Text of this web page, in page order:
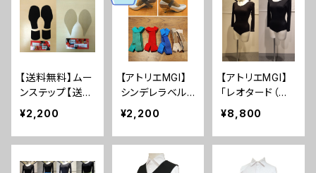
【送料無料】ムー
ンステップ【送料
無料】
¥2,200
【アトリエMGI】
シンデレラベルト
（シューズベル
ト）
¥2,200
【アトリエMGI】
「レオタード（全
２種）」 レオター
ド レオパニ 練習
着 社交ダンス
ダンス スタンダ
¥8,800